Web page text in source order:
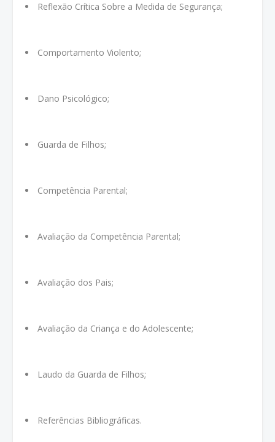
Reflexão Crítica Sobre a Medida de Segurança;
Comportamento Violento;
Dano Psicológico;
Guarda de Filhos;
Competência Parental;
Avaliação da Competência Parental;
Avaliação dos Pais;
Avaliação da Criança e do Adolescente;
Laudo da Guarda de Filhos;
Referências Bibliográficas.